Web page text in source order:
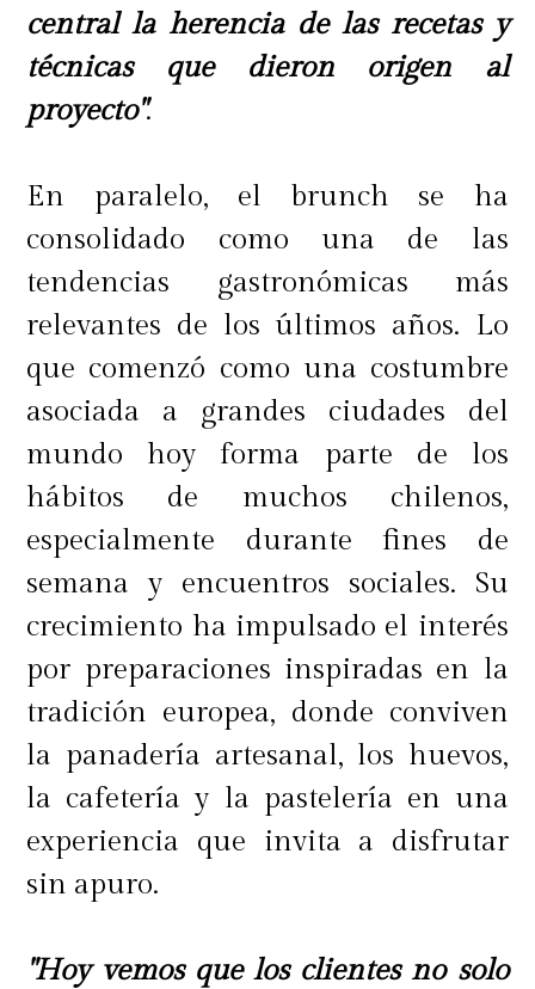
central la herencia de las recetas y
técnicas que dieron origen al
proyecto".
En paralelo, el brunch se ha
consolidado como una de las
tendencias gastronómicas más
relevantes de los últimos años. Lo
que comenzó como una costumbre
asociada a grandes ciudades del
mundo hoy forma parte de los
hábitos de muchos chilenos,
especialmente durante fines de
semana y encuentros sociales. Su
crecimiento ha impulsado el interés
por preparaciones inspiradas en la
tradición europea, donde conviven
la panadería artesanal, los huevos,
la cafetería y la pastelería en una
experiencia que invita a disfrutar
sin apuro.
"Hoy vemos que los clientes no solo